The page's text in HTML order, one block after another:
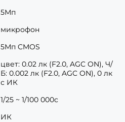
5Мп
микрофон
5Мп CMOS
цвет: 0.02 лк (F2.0, AGC ON), Ч/
Б: 0.002 лк (F2.0, AGC ON), 0 лк
с ИК
1/25 ~ 1/100 000с
ИК